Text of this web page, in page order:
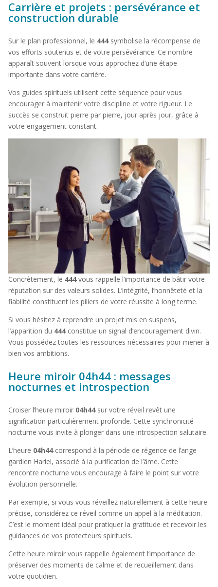
Carrière et projets : persévérance et
construction durable
Sur le plan professionnel, le 444symbolise la récompense de
vos efforts soutenus et de votre persévérance. Ce nombre
apparaît souvent lorsque vous approchez d’une étape
importante dans votre carrière.
Vos guides spirituels utilisent cette séquence pour vous
encourager à maintenir votre discipline et votre rigueur. Le
succès se construit pierre par pierre, jour après jour, grâce à
votre engagement constant.
Concrètement, le 444vous rappelle l’importance de bâtir votre
réputation sur des valeurs solides. L’intégrité, l’honnêteté et la
fiabilité constituent les piliers de votre réussite à long terme.
Si vous hésitez à reprendre un projet mis en suspens,
l’apparition du 444constitue un signal d’encouragement divin.
Vous possédez toutes les ressources nécessaires pour mener à
bien vos ambitions.
Heure miroir 04h44 : messages
nocturnes et introspection
Croiser l’heure miroir 04h44sur votre réveil revêt une
signification particulièrement profonde. Cette synchronicité
nocturne vous invite à plonger dans une introspection salutaire.
L’heure 04h44correspond à la période de régence de l’ange
gardien Hariel, associé à la purification de l’âme. Cette
rencontre nocturne vous encourage à faire le point sur votre
évolution personnelle.
Par exemple, si vous vous réveillez naturellement à cette heure
précise, considérez ce réveil comme un appel à la méditation.
C’est le moment idéal pour pratiquer la gratitude et recevoir les
guidances de vos protecteurs spirituels.
Cette heure miroir vous rappelle également l’importance de
préserver des moments de calme et de recueillement dans
votre quotidien.